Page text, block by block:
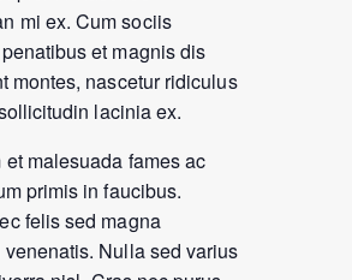
mi ex. Cum sociis
et magnis dis
montes, nascetur ridiculus
lacinia ex.
et malesuada fames ac
primis in faucibus.
felis sed magna
Nulla sed varius